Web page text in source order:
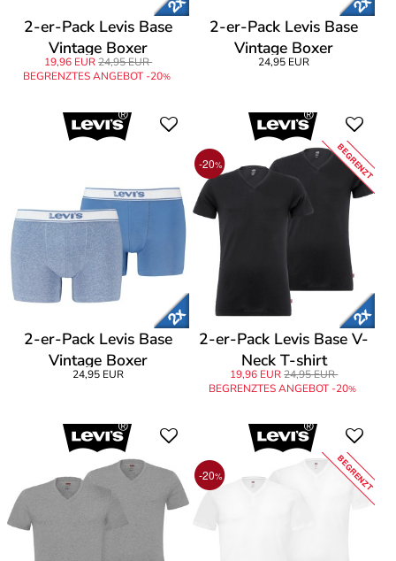
2-er-Pack Levis Base
Vintage Boxer
19,96 EUR24,95 EUR
BEGRENZTES ANGEBOT -20%
2-er-Pack Levis Base
Vintage Boxer
24,95 EUR
2-er-Pack Levis Base
Vintage Boxer
24,95 EUR
-20% BEGRENZT
2-er-Pack Levis Base V-
Neck T-shirt
19,96 EUR 24,95 EUR
BEGRENZTES ANGEBOT -20%
-20% BEGRENZT